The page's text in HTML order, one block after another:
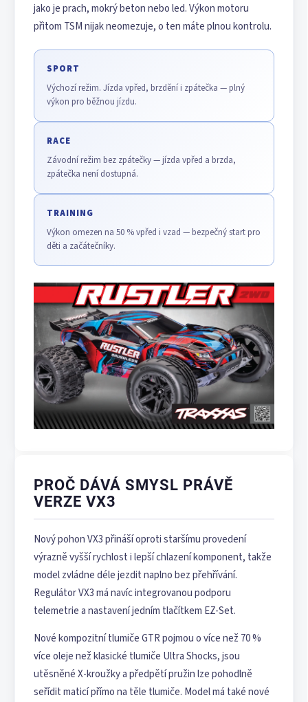
jako je prach, mokrý beton nebo led. Výkon motoru
přitom TSM nijak neomezuje, o ten máte plnou kontrolu.
SPORT
Výchozí režim. Jízda vpřed, brzdění i zpátečka — plný
výkon pro běžnou jízdu.
RACE
Závodní režim bez zpátečky — jízda vpřed a brzda,
zpátečka není dostupná.
TRAINING
Výkon omezen na 50 % vpřed i vzad — bezpečný start pro
děti a začátečníky.
PROČ DÁVÁ SMYSL PRÁVĚ
VERZE VX3
Nový pohon VX3 přináší oproti staršímu provedení
výrazně vyšší rychlost i lepší chlazení komponent, takže
model zvládne déle jezdit naplno bez přehřívání.
Regulátor VX3 má navíc integrovanou podporu
telemetrie a nastavení jedním tlačítkem EZ-Set.
Nové kompozitní tlumiče GTR pojmou o více než 70 %
více oleje než klasické tlumiče Ultra Shocks, jsou
utěsněné X-kroužky a předpětí pružin lze pohodlně
seřídit maticí přímo na těle tlumiče. Model má také nové